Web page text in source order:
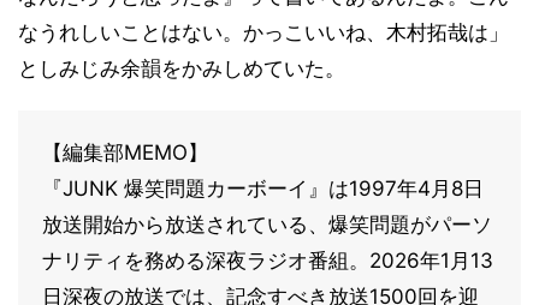
なうれしいことはない。かっこいいね、木村拓哉は」
としみじみ余韻をかみしめていた。
【編集部MEMO】
『JUNK 爆笑問題カーボーイ』は1997年4月8日
放送開始から放送されている、爆笑問題がパーソ
ナリティを務める深夜ラジオ番組。2026年1月13
日深夜の放送では、記念すべき放送1500回を迎